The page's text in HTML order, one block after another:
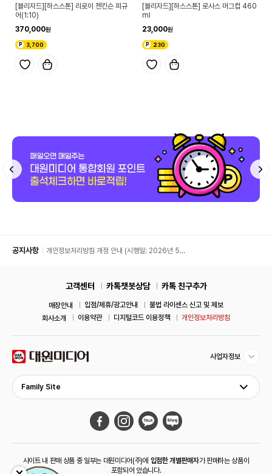
[블리자드][하스스톤] 리로이 젠킨슨 피규
어(1:10)
370,000
3,700
[블리자드][하스스톤] 로사스 머그컵 460
ml
23,000
230
공지사항
개인정보처리방침 개정 안내 (시행일: 2026년 5월
고객센터 카톡챗봇상담 카톡 친구추가
매장안내 입점/제휴/광고안내
불법 라이센스 신고 및 제보
회사소개
이용약관 디지털코드 이용정책 개인정보처리방침
사업자정보
Family Site
사이트 내 판매 상품 중 일부는 대원미디어(주)에 입점한 개별판매자가 판매하는 상품이
포함되어 있습니다.